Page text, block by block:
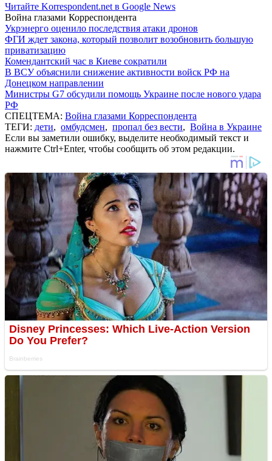
Читайте Korrespondent.net в Google News
Война глазами Корреспондента
Укрэнерго оценило последствия атаки дронов
ФГИ ждет закона, который позволит возобновить большую
приватизацию
Комендантский час в Киеве сократили
В ВСУ объяснили снижение активности войск РФ на
Донецком направлении
Министры G7 обсудили помощь Украине после нового удара
РФ
СПЕЦТЕМА: Война глазами Корреспондента
ТЕГИ: дети, омбудсмен, пропал без вести, Война в Украине
Если вы заметили ошибку, выделите необходимый текст и
нажмите Ctrl+Enter, чтобы сообщить об этом редакции.